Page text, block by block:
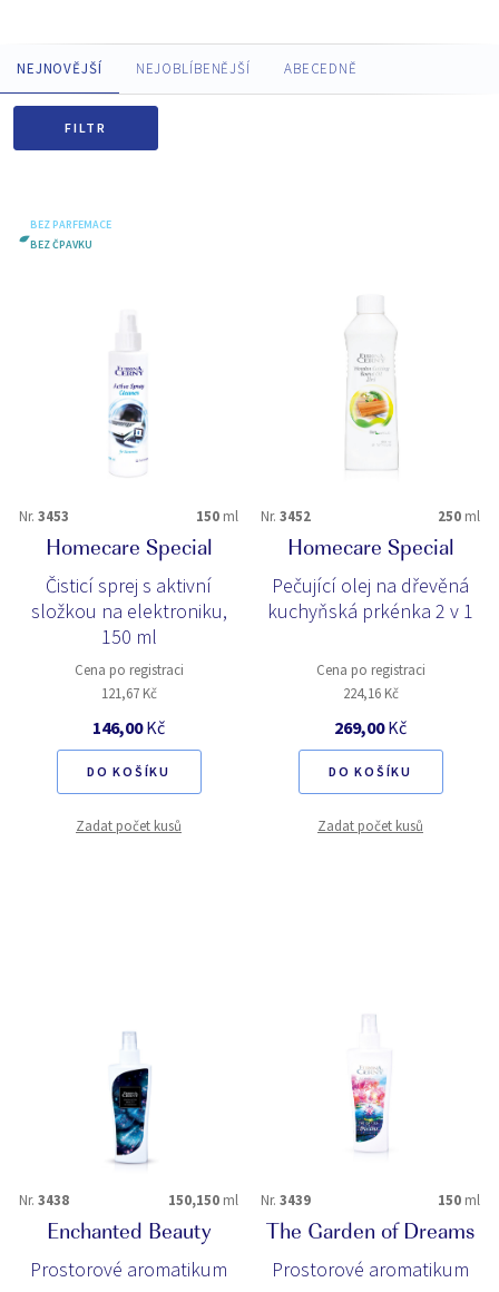
NEJNOVĚJŠÍ NEJOBLÍBENĚJŠÍ ABECEDNĚ
FILTR
BEZ PARFEMACE
BEZ ČPAVKU
Nr. 3453 150 ml
Homecare Special
Čisticí sprej s aktivní
složkou na elektroniku,
150 ml
Cena po registraci
121,67 Kč
146,00Kč
DO KOŠÍKU
Zadat počet kusů
Nr. 3452 250 ml
Homecare Special
Pečující olej na dřevěná
kuchyňská prkénka 2 v 1
Cena po registraci
224,16 Kč
269,00Kč
DO KOŠÍKU
Zadat počet kusů
Nr. 3438 150,150 ml
Enchanted Beauty
Prostorové aromatikum
Nr. 3439 150 ml
The Garden of Dreams
Prostorové aromatikum